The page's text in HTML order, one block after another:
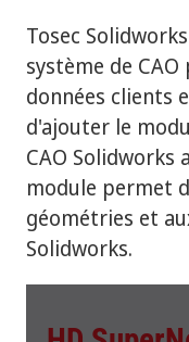
Tosec
système de
données clients
d'ajouter le
CAO Solidworks
module permet
géométries et
Solidworks.